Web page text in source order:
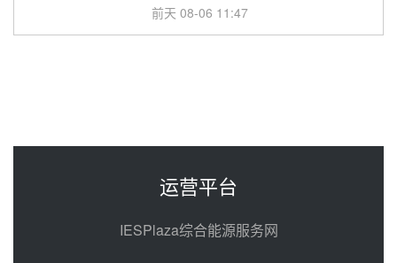
前天 08-06 11:47
光热示范电站二列蒸汽发生器设备
热发电工程EPC总承包项目熔盐截
运营平台
IESPlaza综合能源服务网